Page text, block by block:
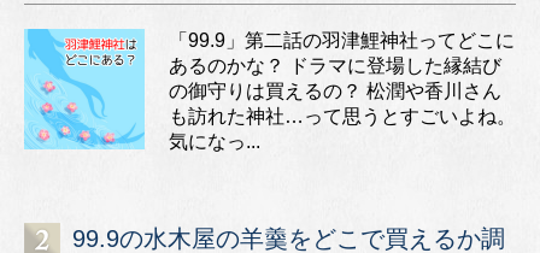
「99.9」第二話の羽津鯉神社ってどこに
あるのかな？ ドラマに登場した縁結び
の御守りは買えるの？ 松潤や香川さん
も訪れた神社…って思うとすごいよね。
気になっ...
99.9の水木屋の羊羹をどこで買えるか調